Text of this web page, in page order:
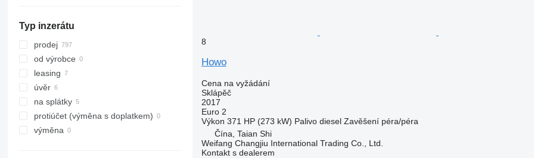
Typ inzerátu
prodej
od výrobce
leasing
úvěr
na splátky
protiúčet (výměna s doplatkem)
výměna
8
Howo
Cena na vyžádání
Sklápěč
2017
Euro 2
Výkon 371 HP (273 kW) Palivo diesel Zavěšení péra/péra
Čína, Taian Shi
Weifang Changjiu International Trading Co., Ltd.
Kontakt s dealerem